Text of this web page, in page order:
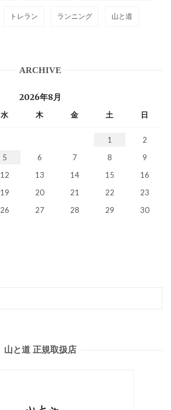
トレラン ランニング 山と道
ARCHIVE
2026年8月
水 木 金 土 日
1
2
5 6 7 8
9
12 13 14 15
16
19 20 21 22
23
26 27 28 29
30
山と道 正規取扱店